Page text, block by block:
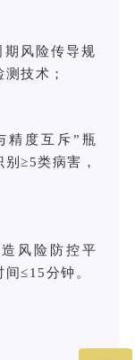
风险传导规
技术；
精度互斥”瓶
≥5类病害，
风险防控平
≤15分钟。